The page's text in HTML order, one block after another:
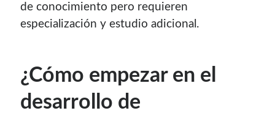
de conocimiento pero requieren
especialización y estudio adicional.
¿Cómo empezar en el
desarrollo de